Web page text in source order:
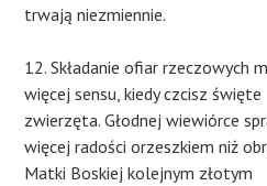
trwają niezmiennie.
12. Składanie ofiar rzeczowych
więcej sensu, kiedy czcisz święte
zwierzęta. Głodnej wiewiórce
więcej radości orzeszkiem niż
Matki Boskiej kolejnym złotym